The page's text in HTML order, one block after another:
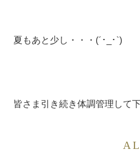
夏もあと少し・・・(´･_･`)
皆さま引き続き体調管理して